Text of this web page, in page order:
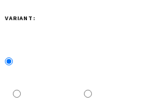
VARIANT: